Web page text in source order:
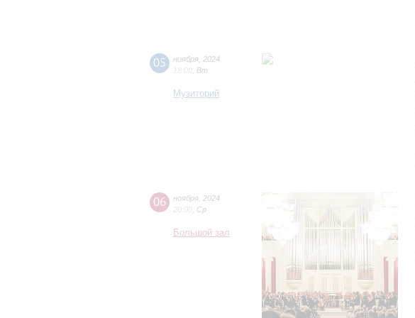
05 ноября 2024
18:00 Вт
Музиторий
06 ноября 2024
20:00 Ср
Большой зал